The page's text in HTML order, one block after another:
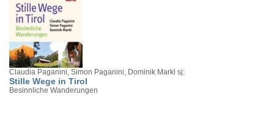
Claudia Paganini, Simon Paganini, Dominik Markl sj:
Stille Wege in Tirol
Besinnliche Wanderungen